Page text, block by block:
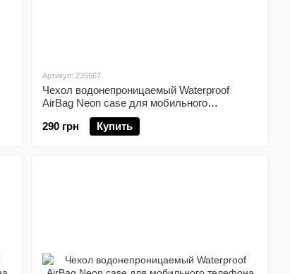
Артикул: 235667
Чехол водонепроницаемый Waterproof
AirBag Neon case для мобильного
телефона Orange
290 грн
Купить